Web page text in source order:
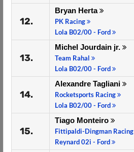
12.
Bryan Herta
PK Racing
Lola B02/00 - Ford
13.
Michel Jourdain jr.
Team Rahal
Lola B02/00 - Ford
14.
Alexandre Tagliani
Rocketsports Racing
Lola B02/00 - Ford
15.
Tiago Monteiro
Fittipaldi-Dingman Racing
Reynard 02i - Ford